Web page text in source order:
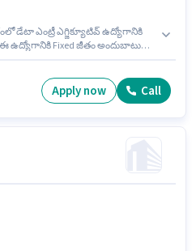
డేటా ఎంట్రీ ఎగ్జిక్యూటివ్ ఉద్యోగానికి
ఉద్యోగానికి Fixed జీతం అందుబాటులో
Apply now Call